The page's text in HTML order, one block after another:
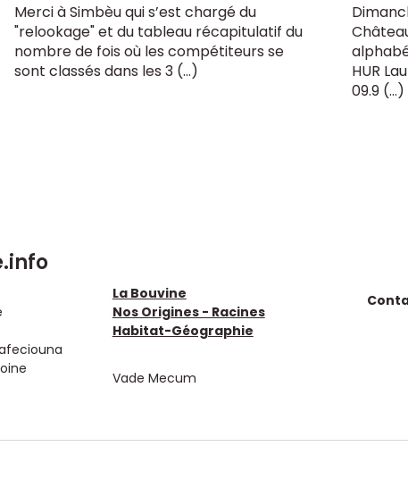
Merci à Simbèu qui s’est chargé du
"relookage" et du tableau récapitulatif du
nombre de fois où les compétiteurs se
sont classés dans les 3 (…)
HUR
09.9 (…)
La Bouvine
Nos Origines - Racines
Habitat-Géographie
Vade Mecum